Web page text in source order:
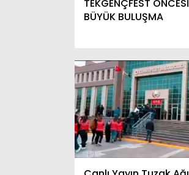
TEKGENÇFEST ÖNCESİ
BÜYÜK BULUŞMA